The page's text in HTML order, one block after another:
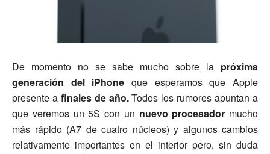
De momento no se sabe mucho sobre la próxima
generación del iPhone que esperamos que Apple
presente a finales de año.Todos los rumores apuntan a
que veremos un 5S con un nuevo procesador mucho
más rápido (A7 de cuatro núcleos) y algunos cambios
relativamente importantes en el interior pero, sin duda